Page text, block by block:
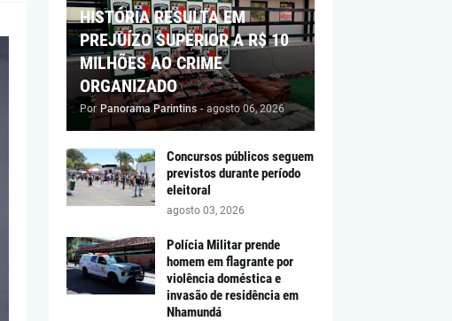
HISTÓRIA RESULTA EM
PREJUÍZO SUPERIOR A R$ 10
MILHÕES AO CRIME
ORGANIZADO
Por Panorama Parintins - agosto 06, 2026
Concursos públicos seguem
previstos durante período
eleitoral
agosto 03, 2026
Polícia Militar prende
homem em flagrante por
violência doméstica e
invasão de residência em
Nhamundá